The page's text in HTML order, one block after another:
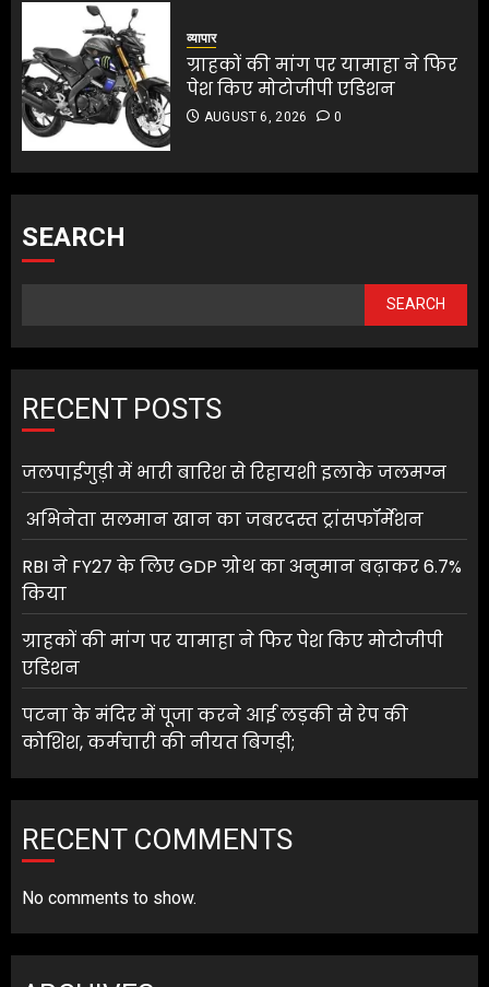
व्यापार
ग्राहकों की मांग पर यामाहा ने फिर
पेश किए मोटोजीपी एडिशन
AUGUST 6, 2026 0
SEARCH
SEARCH
RECENT POSTS
जलपाईगुड़ी में भारी बारिश से रिहायशी इलाके जलमग्न
अभिनेता सलमान खान का जबरदस्त ट्रांसफॉर्मेशन
RBI ने FY27 के लिए GDP ग्रोथ का अनुमान बढ़ाकर 6.7%
किया
ग्राहकों की मांग पर यामाहा ने फिर पेश किए मोटोजीपी
एडिशन
पटना के मंदिर में पूजा करने आई लड़की से रेप की
कोशिश, कर्मचारी की नीयत बिगड़ी;
RECENT COMMENTS
No comments to show.